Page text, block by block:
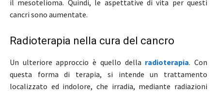
il mesotelioma. Quindi, le aspettative di vita per questi
cancri sono aumentate.
Radioterapia nella cura del cancro
Un ulteriore approccio è quello della radioterapia. Con
questa forma di terapia, si intende un trattamento
localizzato ed indolore, che irradia, mediante radiazioni